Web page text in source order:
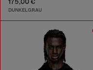
DUNKELGRAU